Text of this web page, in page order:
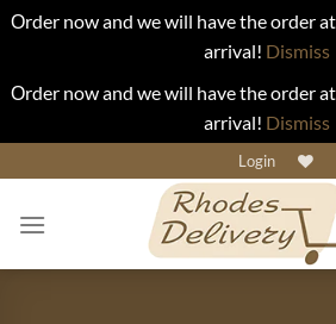
Οrder now and we will have the order
arrival! Dismiss
Οrder now and we will have the order
arrival! Dismiss
to
content
Login